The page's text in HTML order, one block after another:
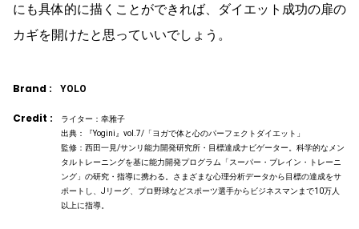
にも具体的に描くことができれば、ダイエット成功の扉の
カギを開けたと思っていいでしょう。
Brand : YOLO
Credit :
ライター：幸雅子
出典：『Yogini』vol.7/「ヨガで体と心のパーフェクトダイエット」
監修：西田一見/サンリ能力開発研究所・目標達成ナビゲーター。科学的なメン
タルトレーニングを基に能力開発プログラム「スーパー・ブレイン・トレーニ
ング」の研究・指導に携わる。さまざまな心理分析データから目標の達成をサ
ポートし、Jリーグ、プロ野球などスポーツ選手からビジネスマンまで10万人
以上に指導。